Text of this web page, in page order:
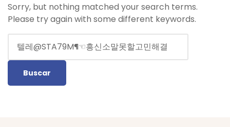
Sorry, but nothing matched your search terms.
Please try again with some different keywords.